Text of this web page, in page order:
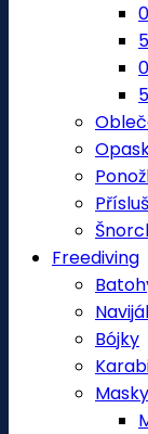
Freediving
Bójky
Masky